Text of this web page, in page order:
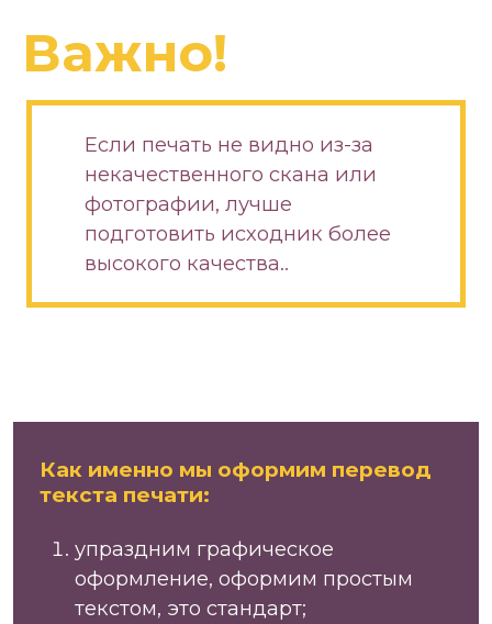
Если печать не видно из-за
некачественного скана или
фотографии, лучше
подготовить исходник более
высокого качества..
Как именно мы оформим перевод
текста печати:
упраздним графическое
оформление, оформим простым
текстом, это стандарт;